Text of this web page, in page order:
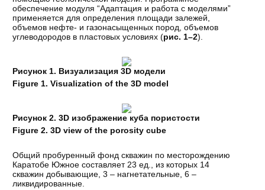
обеспечение модуля “Адаптация и работа с моделями”
применяется для определения площади залежей,
объемов нефте- и газонасыщенных пород, объемов
углеводородов в пластовых условиях (рис. 1–2).
Рисунок 1. Визуализация 3D модели
Figure 1.Visualization of the 3D model
Рисунок 2. 3D изображение куба пористости
Figure 2. 3D view of the porosity cube
Общий пробуренный фонд скважин по месторождению
Каратобе Южное составляет 23 ед., из которых 14
скважин добывающие, 3 – нагнетательные, 6 –
ликвидированные.